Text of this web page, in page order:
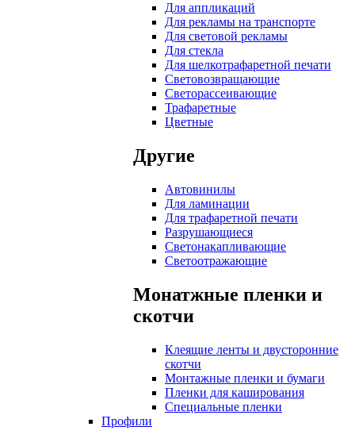
Для аппликаций
Для рекламы на транспорте
Для световой рекламы
Для стекла
Для шелкотрафаретной печати
Световозвращающие
Светорассеивающие
Трафаретные
Цветные
Другие
Автовинилы
Для ламинации
Для трафаретной печати
Разрушающиеся
Светонакапливающие
Светоотражающие
Монатжные пленки и
скотчи
Клеящие ленты и двусторонние
скотчи
Монтажные пленки и бумаги
Пленки для каширования
Специальные пленки
Профили